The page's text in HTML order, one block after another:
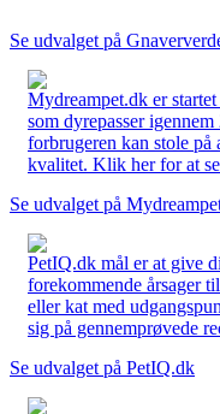
Se udvalget på
Mydreampet.dk er
som dyrepasser
forbrugeren kan stole på
kvalitet. Klik her for at
Se udvalget på
PetIQ.dk mål er at give
forekommende årsager
eller kat med
sig på gennemprøvede
Se udvalget på PetIQ.dk